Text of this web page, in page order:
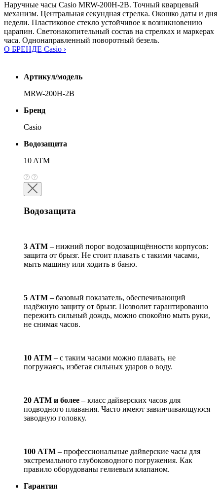
Наручные часы Casio MRW-200H-2B. Точный кварцевый
механизм. Центральная секундная стрелка. Окошко даты и дня
недели. Пластиковое стекло устойчивое к возникновению
царапин. Светонакопительный состав на стрелках и маркерах
часа. Однонаправленный поворотный безель.
О БРЕНДЕ Casio ›
Артикул/модель
MRW-200H-2B
Бренд
Casio
Водозащита
10 ATM
Водозащита
3 АТМ – нижний порог водозащищённости корпусов:
защита от брызг. Не стоит плавать с такими часами,
мыть машину или ходить в баню.
5 АТМ – базовый показатель, обеспечивающий
надёжную защиту от брызг. Позволит гарантированно
пережить сильный дождь, можно спокойно мыть руки,
не снимая часов.
10 АТМ – с таким часами можно плавать, не
погружаясь, избегая сильных ударов о воду.
20 АТМ и более – класс дайверских часов для
подводного плавания. Часто имеют завинчивающуюся
заводную головку.
100 АТМ – профессиональные дайверские часы для
экстремального глубоководного погружения. Как
правило оборудованы гелиевым клапаном.
Гарантия